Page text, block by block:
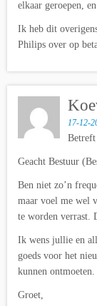
elkaar geroepen,
Ik heb dit
Philips over op
17-12-
Betreft
Geacht Bestuur
Ben niet zo’n
maar voel me wel
te worden verrast.
Ik wens jullie en
goeds voor het
kunnen ontmoeten.
Groet,